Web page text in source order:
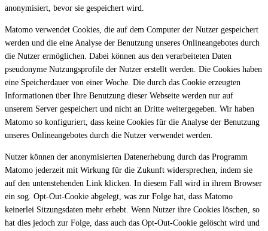
anonymisiert, bevor sie gespeichert wird.
Matomo verwendet Cookies, die auf dem Computer der Nutzer gespeichert
werden und die eine Analyse der Benutzung unseres Onlineangebotes durch
die Nutzer ermöglichen. Dabei können aus den verarbeiteten Daten
pseudonyme Nutzungsprofile der Nutzer erstellt werden. Die Cookies haben
eine Speicherdauer von einer Woche. Die durch das Cookie erzeugten
Informationen über Ihre Benutzung dieser Webseite werden nur auf
unserem Server gespeichert und nicht an Dritte weitergegeben. Wir haben
Matomo so konfiguriert, dass keine Cookies für die Analyse der Benutzung
unseres Onlineangebotes durch die Nutzer verwendet werden.
Nutzer können der anonymisierten Datenerhebung durch das Programm
Matomo jederzeit mit Wirkung für die Zukunft widersprechen, indem sie
auf den untenstehenden Link klicken. In diesem Fall wird in ihrem Browser
ein sog. Opt-Out-Cookie abgelegt, was zur Folge hat, dass Matomo
keinerlei Sitzungsdaten mehr erhebt. Wenn Nutzer ihre Cookies löschen, so
hat dies jedoch zur Folge, dass auch das Opt-Out-Cookie gelöscht wird und